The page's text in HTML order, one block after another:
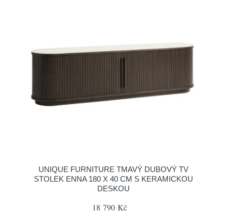
UNIQUE FURNITURE TMAVÝ DUBOVÝ TV
STOLEK ENNA 180 X 40 CM S KERAMICKOU
DESKOU
18 790 Kč